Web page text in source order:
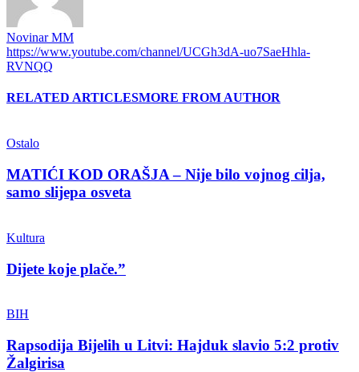
Novinar MM
https://www.youtube.com/channel/UCGh3dA-uo7SaeHhla-
RVNQQ
RELATED ARTICLESMORE FROM AUTHOR
Ostalo
MATIĆI KOD ORAŠJA – Nije bilo vojnog cilja,
samo slijepa osveta
Kultura
Dijete koje plače.”
BIH
Rapsodija Bijelih u Litvi: Hajduk slavio 5:2 protiv
Žalgirisa